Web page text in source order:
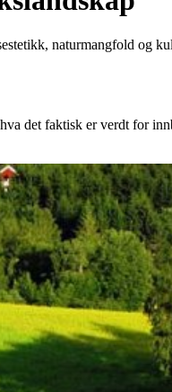
naturmangfold og
det faktisk er verdt for